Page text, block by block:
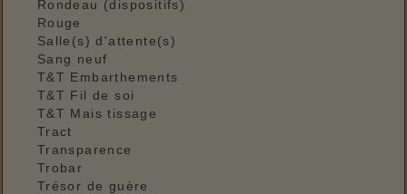
Rondeau (dispositifs)
Rouge
Salle(s) d'attente(s)
Sang neuf
T&T Embarthements
T&T Fil de soi
T&T Mais tissage
Tract
Transparence
Trobar
Trésor de guère